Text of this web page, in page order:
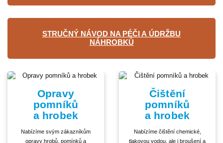
STRUČNÝ NÁVOD NA PÉČI A ÚDRŽBU
NÁHROBKŮ
Opravy
pomníků
a hrobek
Nabízíme svým zákazníkům
opravy hrobů, pomínků a
Čištění
pomníků
a hrobek
Nabízíme čištění chemické,
tlakovou vodou, ale i broušení a